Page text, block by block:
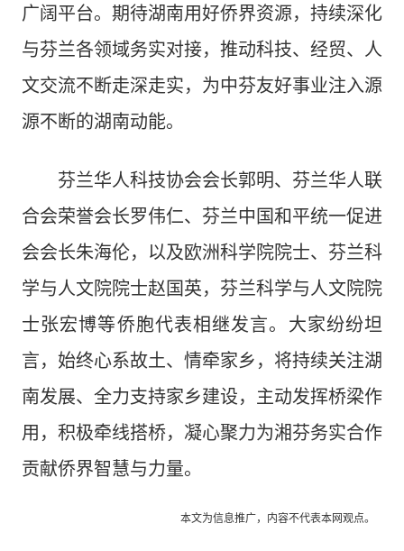
广阔平台。期待湖南用好侨界资源，持续深化
与芬兰各领域务实对接，推动科技、经贸、人
文交流不断走深走实，为中芬友好事业注入源
源不断的湖南动能。
芬兰华人科技协会会长郭明、芬兰华人联
合会荣誉会长罗伟仁、芬兰中国和平统一促进
会会长朱海伦，以及欧洲科学院院士、芬兰科
学与人文院院士赵国英，芬兰科学与人文院院
士张宏博等侨胞代表相继发言。大家纷纷坦
言，始终心系故土、情牵家乡，将持续关注湖
南发展、全力支持家乡建设，主动发挥桥梁作
用，积极牵线搭桥，凝心聚力为湘芬务实合作
贡献侨界智慧与力量。
本文为信息推广，内容不代表本网观点。